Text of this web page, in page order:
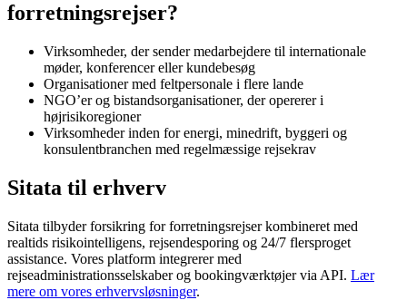
forretningsrejser?
Virksomheder, der sender medarbejdere til internationale
møder, konferencer eller kundebesøg
Organisationer med feltpersonale i flere lande
NGO’er og bistandsorganisationer, der opererer i
højrisikoregioner
Virksomheder inden for energi, minedrift, byggeri og
konsulentbranchen med regelmæssige rejsekrav
Sitata til erhverv
Sitata tilbyder forsikring for forretningsrejser kombineret med
realtids risikointelligens, rejsendesporing og 24/7 flersproget
assistance. Vores platform integrerer med
rejseadministrationsselskaber og bookingværktøjer via API. Lær
mere om vores erhvervsløsninger.